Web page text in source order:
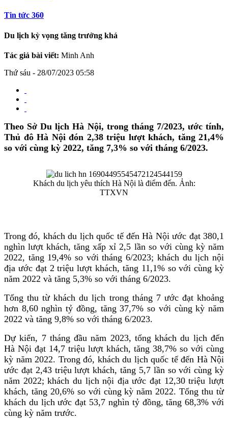
Tin tức 360
Du lịch kỳ vọng tăng trưởng khá
Tác giả bài viết: Minh Anh
Thứ sáu - 28/07/2023 05:58
Theo Sở Du lịch Hà Nội, trong tháng 7/2023, ước tính,
Thủ đô Hà Nội đón 2,38 triệu lượt khách, tăng 21,4%
so với cùng kỳ 2022, tăng 7,3% so với tháng 6/2023.
Khách du lịch yêu thích Hà Nội là điểm đến. Ảnh:
TTXVN
Trong đó, khách du lịch quốc tế đến Hà Nội ước đạt 380,1
nghìn lượt khách, tăng xấp xỉ 2,5 lần so với cùng kỳ năm
2022, tăng 19,4% so với tháng 6/2023; khách du lịch nội
địa ước đạt 2 triệu lượt khách, tăng 11,1% so với cùng kỳ
năm 2022 và tăng 5,3% so với tháng 6/2023.
Tổng thu từ khách du lịch trong tháng 7 ước đạt khoảng
hơn 8,60 nghìn tỷ đồng, tăng 37,7% so với cùng kỳ năm
2022 và tăng 9,8% so với tháng 6/2023.
Dự kiến, 7 tháng đầu năm 2023, tổng khách du lịch đến
Hà Nội đạt 14,7 triệu lượt khách, tăng 38,7% so với cùng
kỳ năm 2022. Trong đó, khách du lịch quốc tế đến Hà Nội
ước đạt 2,43 triệu lượt khách, tăng 5,7 lần so với cùng kỳ
năm 2022; khách du lịch nội địa ước đạt 12,30 triệu lượt
khách, tăng 20,6% so với cùng kỳ năm 2022. Tổng thu từ
khách du lịch ước đạt 53,7 nghìn tỷ đồng, tăng 68,3% với
cùng kỳ năm trước.